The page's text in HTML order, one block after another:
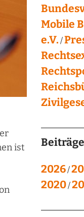
ist
Mobile
e.V.
2026
2020